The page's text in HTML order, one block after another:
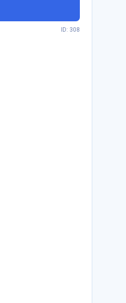
ID: 308